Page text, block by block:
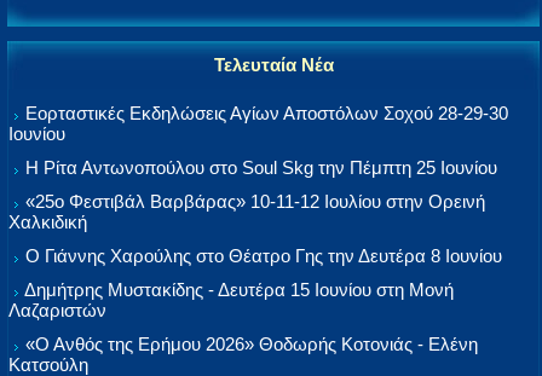
Τελευταία Νέα
Εορταστικές Εκδηλώσεις Αγίων Αποστόλων Σοχού 28-29-30
Ιουνίου
Η Ρίτα Αντωνοπούλου στο Soul Skg την Πέμπτη 25 Ιουνίου
«25ο Φεστιβάλ Βαρβάρας» 10-11-12 Ιουλίου στην Ορεινή
Χαλκιδική
Ο Γιάννης Χαρούλης στο Θέατρο Γης την Δευτέρα 8 Ιουνίου
Δημήτρης Μυστακίδης - Δευτέρα 15 Ιουνίου στη Μονή
Λαζαριστών
«Ο Ανθός της Ερήμου 2026» Θοδωρής Κοτονιάς - Ελένη
Κατσούλη